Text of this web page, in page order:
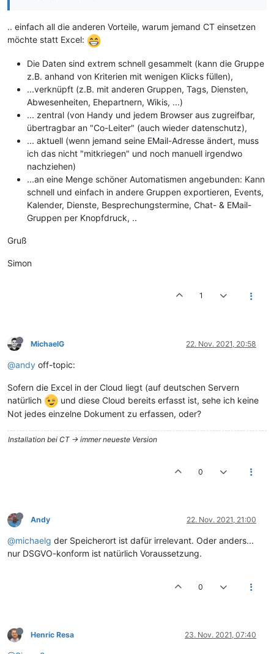
.. einfach all die anderen Vorteile, warum jemand CT einsetzen
möchte statt Excel:
Die Daten sind extrem schnell gesammelt (kann die Gruppe
z.B. anhand von Kriterien mit wenigen Klicks füllen),
...verknüpft (z.B. mit anderen Gruppen, Tags, Diensten,
Abwesenheiten, Ehepartnern, Wikis, ...)
... zentral (von Handy und jedem Browser aus zugreifbar,
übertragbar an "Co-Leiter" (auch wieder datenschutz),
... aktuell (wenn jemand seine EMail-Adresse ändert, muss
ich das nicht "mitkriegen" und noch manuell irgendwo
nachziehen)
...an eine Menge schöner Automatismen angebunden: Kann
schnell und einfach in andere Gruppen exportieren, Events,
Kalender, Dienste, Besprechungstermine, Chat- & EMail-
Gruppen per Knopfdruck, ..
Gruß
Simon
1
MichaelG 22. Nov. 2021, 20:58
@andy off-topic:
Sofern die Excel in der Cloud liegt (auf deutschen Servern
natürlich
und diese Cloud bereits erfasst ist, sehe ich keine
Not jedes einzelne Dokument zu erfassen, oder?
Installation bei CT -> immer neueste Version
0
Andy 22. Nov. 2021, 21:00
@michaelg der Speicherort ist dafür irrelevant. Oder anders...
nur DSGVO-konform ist natürlich Voraussetzung.
0
Henric Resa 23. Nov. 2021, 07:40